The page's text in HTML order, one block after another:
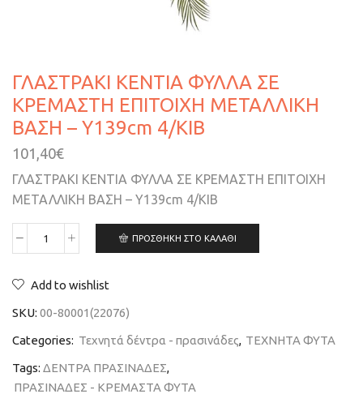
ΓΛΑΣΤΡΑΚΙ ΚΕΝΤΙΑ ΦΥΛΛΑ ΣΕ
ΚΡΕΜΑΣΤΗ ΕΠΙΤΟΙΧΗ ΜΕΤΑΛΛΙΚΗ
ΒΑΣΗ – Υ139cm 4/KΙΒ
101,40€
ΓΛΑΣΤΡΑΚΙ ΚΕΝΤΙΑ ΦΥΛΛΑ ΣΕ ΚΡΕΜΑΣΤΗ ΕΠΙΤΟΙΧΗ
ΜΕΤΑΛΛΙΚΗ ΒΑΣΗ – Υ139cm 4/KΙΒ
ΠΡΟΣΘΉΚΗ ΣΤΟ ΚΑΛΆΘΙ
Add to wishlist
SKU: 00-80001(22076)
Categories: Τεχνητά δέντρα - πρασινάδες, ΤΕΧΝΗΤΑ ΦΥΤΑ
Tags: ΔΕΝΤΡΑ ΠΡΑΣΙΝΑΔΕΣ,
ΠΡΑΣΙΝΑΔΕΣ - ΚΡΕΜΑΣΤΑ ΦΥΤΑ